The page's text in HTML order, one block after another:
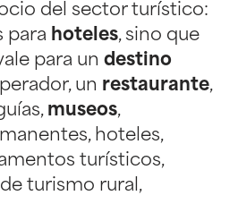
del sector turístico:
para hoteles, sino que
para un destino
un restaurante,
museos,
hoteles,
turísticos,
de turismo rural,